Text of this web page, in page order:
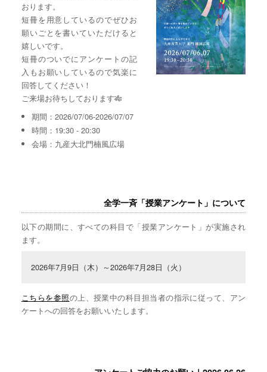
おります。
短冊を用意しているのでぜひお
願いごとを書いていただけると
嬉しいです。
短冊のついでにアンケートの記
入もお願いしているので気楽に
回答してください！
ご来場お待ちしております🎋
期間：2026/07/06-2026/07/07
時間：19:30 - 20:30
会場：九産大北門楠風広場
全学一斉「授業アンケート」について
以下の期間に、すべての科目で「授業アンケート」が実施され
ます。
2026年7月9日（木）～2026年7月28日（火）
こちらを参照の上、授業中の科目担当者の指示に従って、アン
ケートへの回答をお願いいたします。